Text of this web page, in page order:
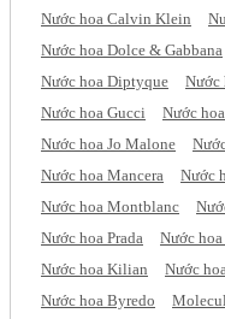
Nước hoa Calvin Klein
Nước hoa Dolce & Gabbana
Nước hoa Diptyque
Nước
Nước hoa Gucci
Nước
Nước hoa Jo Malone
Nước hoa Mancera
Nước
Nước hoa Montblanc
Nước hoa Prada
Nước
Nước hoa Kilian
Nước
Nước hoa Byredo